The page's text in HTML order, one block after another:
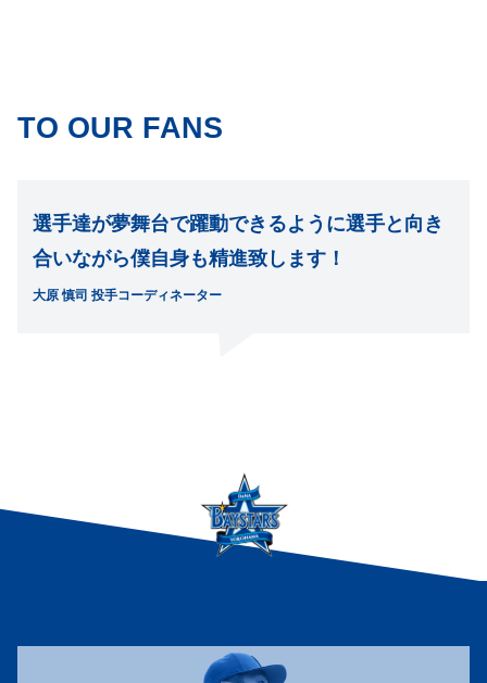
TO OUR FANS
選手達が夢舞台で躍動できるように選手と向き
合いながら僕自身も精進致します！
大原 慎司 投手コーディネーター